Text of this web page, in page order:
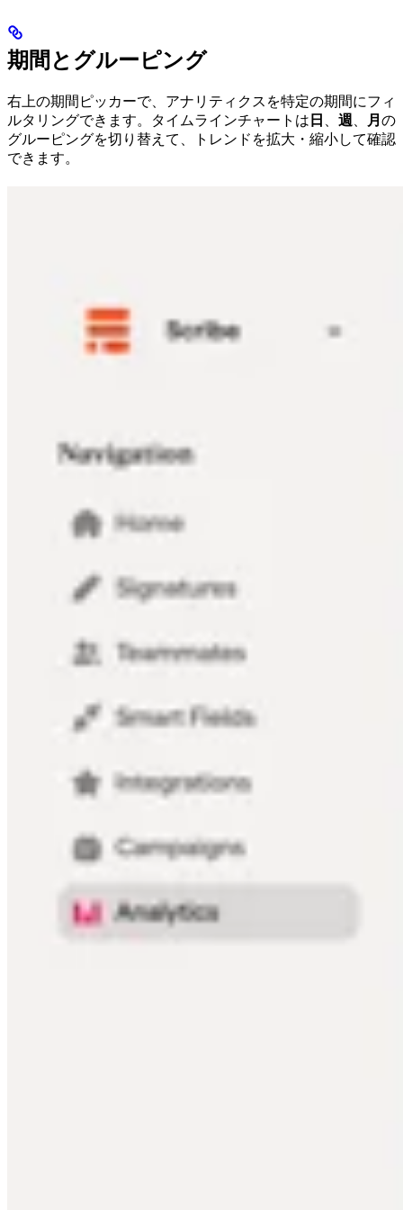
期間とグルーピング
右上の期間ピッカーで、アナリティクスを特定の期間にフィ
ルタリングできます。タイムラインチャートは 日 週 月 の
グルーピングを切り替えて、トレンドを拡大・縮小して確認
できます。